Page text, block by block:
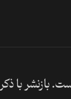
بازنشر با